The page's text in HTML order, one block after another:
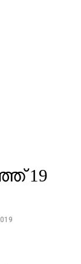
19